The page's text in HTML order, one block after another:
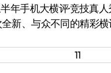
年手机大横评·竞技真
新、与众不同的精彩横